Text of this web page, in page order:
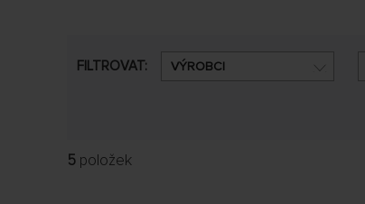
FILTROVAT: VÝROBCI
5 položek